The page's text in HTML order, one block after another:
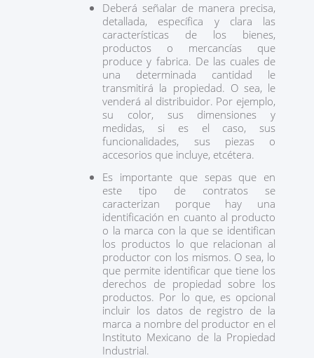
Deberá señalar de manera precisa,
detallada, específica y clara las
características de los bienes,
productos o mercancías que
produce y fabrica. De las cuales de
una determinada cantidad le
transmitirá la propiedad. O sea, le
venderá al distribuidor. Por ejemplo,
su color, sus dimensiones y
medidas, si es el caso, sus
funcionalidades, sus piezas o
accesorios que incluye, etcétera.
Es importante que sepas que en
este tipo de contratos se
caracterizan porque hay una
identificación en cuanto al producto
o la marca con la que se identifican
los productos lo que relacionan al
productor con los mismos. O sea, lo
que permite identificar que tiene los
derechos de propiedad sobre los
productos. Por lo que, es opcional
incluir los datos de registro de la
marca a nombre del productor en el
Instituto Mexicano de la Propiedad
Industrial.